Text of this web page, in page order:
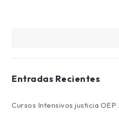
Entradas Recientes